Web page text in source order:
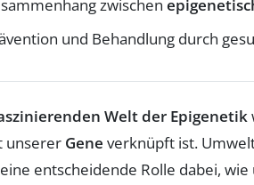
zwischen
und Behandlung durch
Welt der Epigenetik
unserer Gene verknüpft ist.
entscheidende Rolle dabei, wie